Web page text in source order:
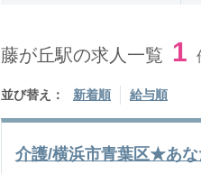
藤が丘駅の求人一覧 1
並び替え： 新着順 給与順
介護/横浜市青葉区★あな